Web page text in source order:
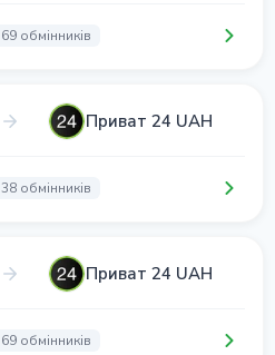
69 обмінників
Приват 24 UAH
38 обмінників
Приват 24 UAH
69 обмінників